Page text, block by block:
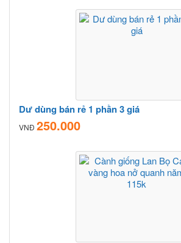
Dư dùng bán rẻ 1 phần 3 giá
VNĐ 250.000